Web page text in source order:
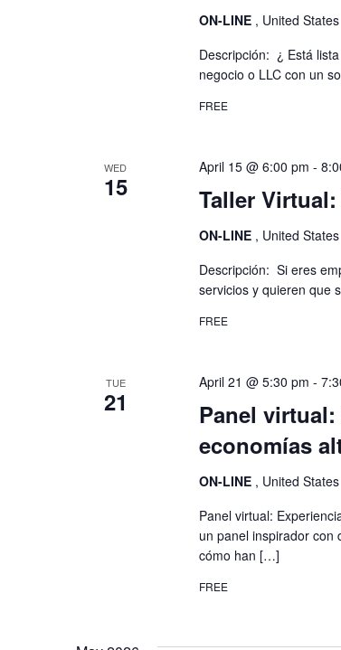
ON-LINE , United States
Descripción: ¿ Está
negocio o LLC con un
FREE
WED
15 Taller
April 15 @ 6:00 pm -
ON-LINE , United States
Descripción: Si eres
servicios y quieren que
FREE
TUE
21
Panel
economías
April 21 @ 5:30 pm -
ON-LINE , United States
Panel virtual:
un panel inspirador con
cómo han […]
FREE